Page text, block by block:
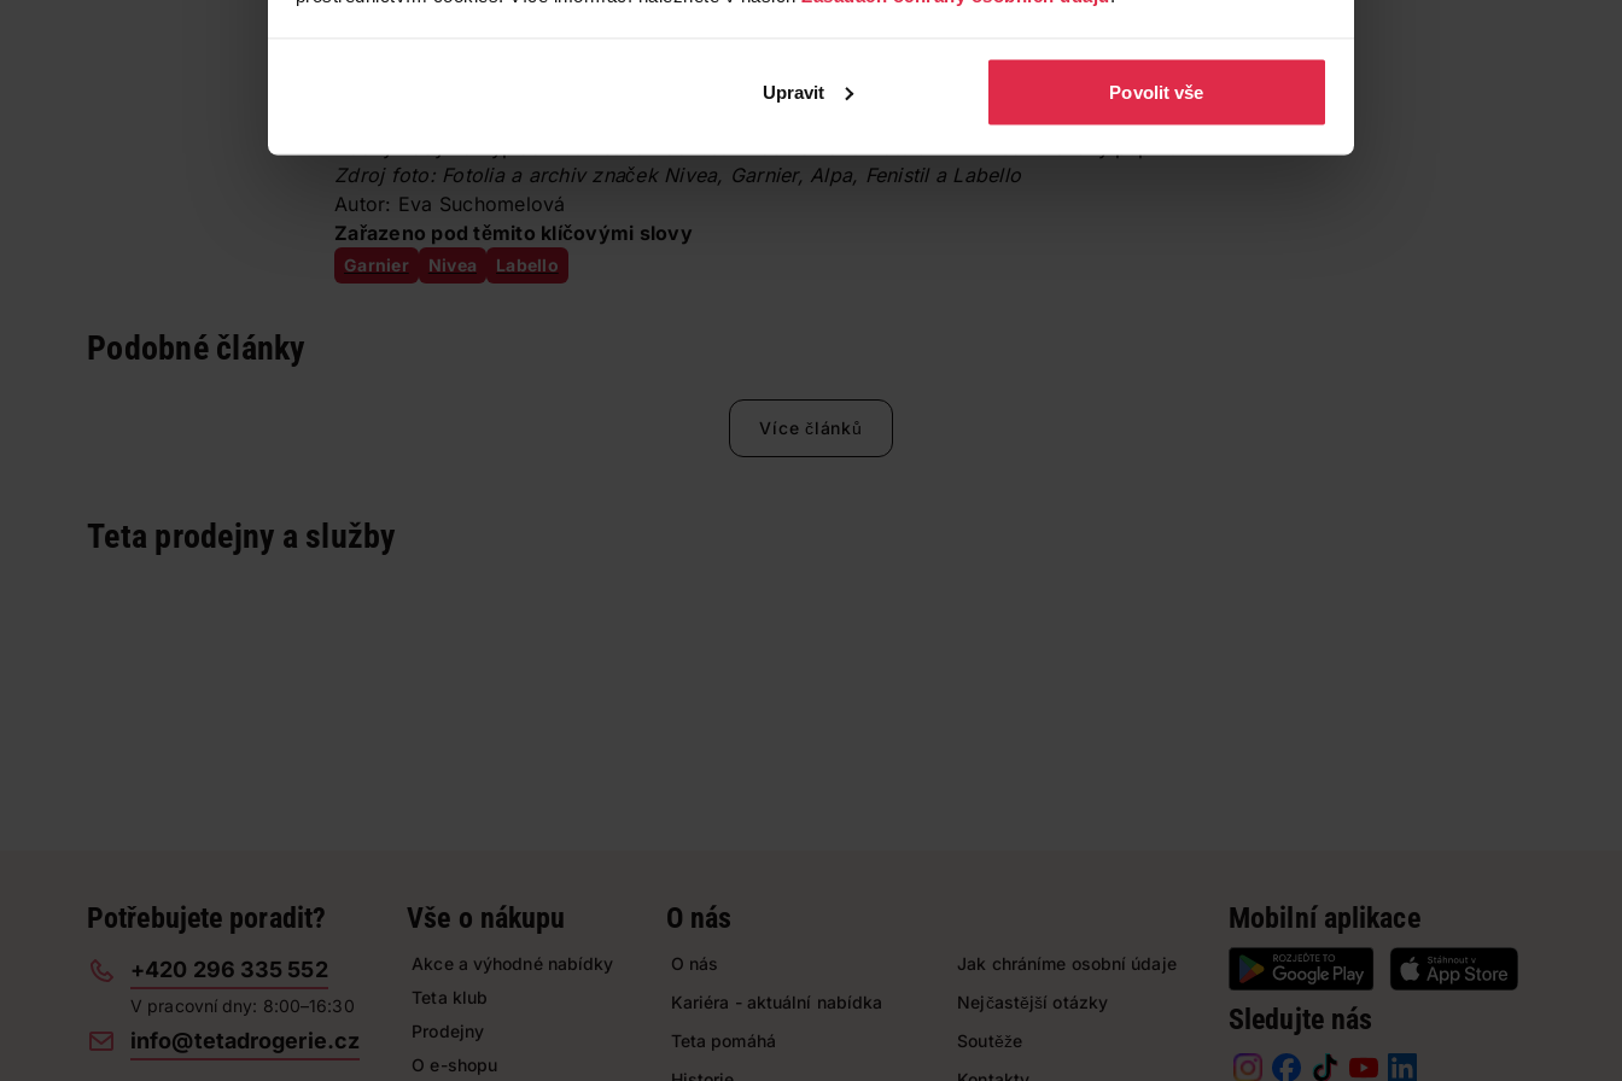
Upravit Povolit vše
Stačí malá lahvička, ale pro první dezinfekci nahradí při drobných zraněních celou lékárnu. Kápnutá do
Zdroj foto: Fotolia a archiv značek Nivea, Garnier, Alpa, Fenistil a Labello
Autor: Eva Suchomelová
Zařazeno pod těmito klíčovými slovy
Garnier Nivea Labello
Podobné články
Více článků
Teta prodejny a služby
Potřebujete poradit?
+420 296 335 552
V pracovní dny: 8:00–16:30
info@tetadrogerie.cz
Vše o nákupu
Akce a výhodné nabídky
Teta klub
Prodejny
O e-shopu
O nás
O nás
Kariéra - aktuální nabídka
Teta pomáhá
Jak chráníme osobní údaje
Nejčastější otázky
Soutěže
Mobilní aplikace
Sledujte nás